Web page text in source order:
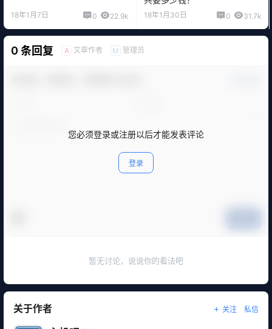
18年1月7日 0 22.9k 18年1月30日 0 31.7k
0 条回复 A 文章作者 M 管理员
您必须登录或注册以后才能发表评论
登录
暂无讨论，说说你的看法吧
关于作者 关注 私信